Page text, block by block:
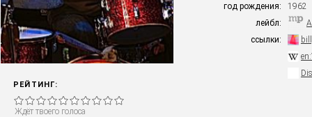
РЕЙТИНГ:
Ждёт твоего голоса
год рождения:
1962
лейбл:
ссылки: